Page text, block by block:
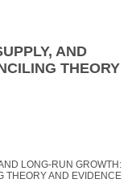
AND
THEORY
LONG-RUN GROWTH:
THEORY AND EVIDENCE